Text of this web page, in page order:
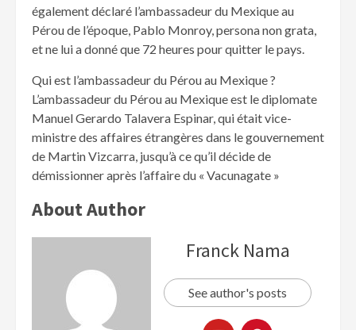
également déclaré l’ambassadeur du Mexique au
Pérou de l’époque, Pablo Monroy, persona non grata,
et ne lui a donné que 72 heures pour quitter le pays.
Qui est l’ambassadeur du Pérou au Mexique ?
L’ambassadeur du Pérou au Mexique est le diplomate
Manuel Gerardo Talavera Espinar, qui était vice-
ministre des affaires étrangères dans le gouvernement
de Martin Vizcarra, jusqu’à ce qu’il décide de
démissionner après l’affaire du « Vacunagate »
About Author
Franck Nama
See author's posts